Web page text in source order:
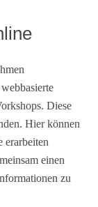
Diese
Hier können
erarbeiten
einen
zu